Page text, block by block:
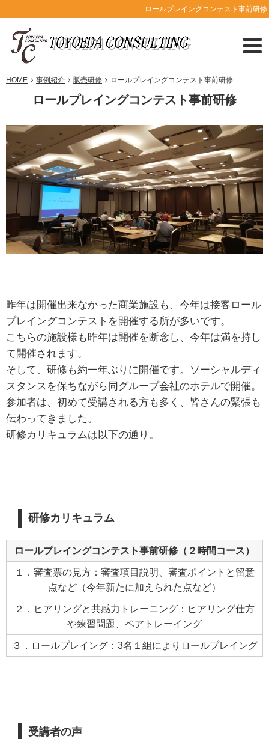
ロールプレイングコンテスト事前研修
HOME 事例紹介 販売研修 ロールプレイングコンテスト事前研修
ロールプレイングコンテスト事前研修
昨年は開催出来なかった商業施設も、今年は接客ロール
プレイングコンテストを開催する所が多いです。
こちらの施設様も昨年は開催を断念し、今年は満を持し
て開催されます。
そして、研修も約一年ぶりに開催です。ソーシャルディ
スタンスを保ちながら同グループ会社のホテルで開催。
参加者は、初めて受講される方も多く、皆さんの緊張も
伝わってきました。
研修カリキュラムは以下の通り。
研修カリキュラム
ロールプレイングコンテスト事前研修（２時間コース）
１．審査票の見方：審査項目説明、審査ポイントと留意
点など（今年新たに加えられた点など）
２．ヒアリングと共感力トレーニング：ヒアリング仕方
や練習問題、ペアトレーイング
３．ロールプレイング：3名１組によりロールプレイング
受講者の声